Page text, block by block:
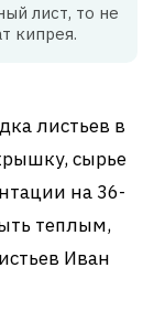
лист, то не
кипрея.
листьев в
сырье
на 36-
теплым,
Иван